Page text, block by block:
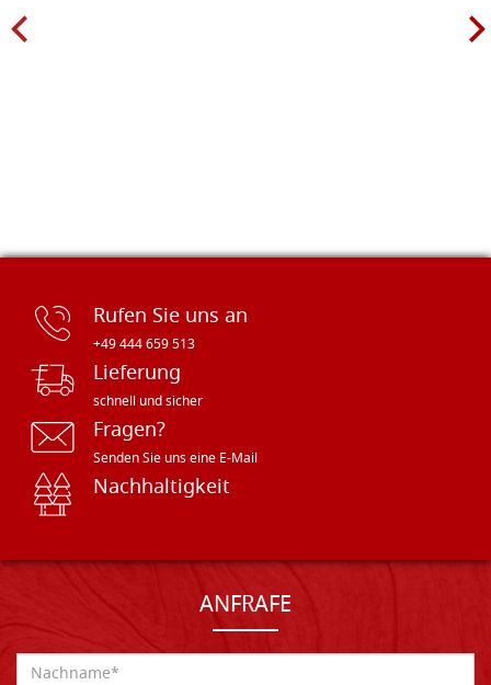
Rufen Sie uns an
+49 444 659 513
Lieferung
schnell und sicher
Fragen?
Senden Sie uns eine E-Mail
Nachhaltigkeit
ANFRAFE